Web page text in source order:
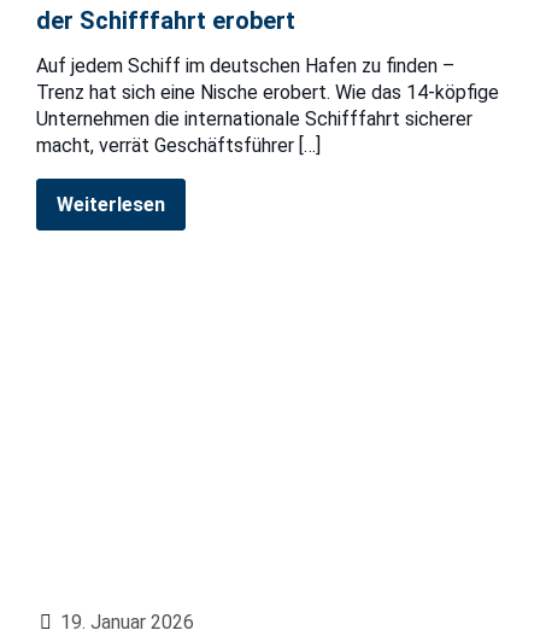
der Schifffahrt erobert
Auf jedem Schiff im deutschen Hafen zu finden –
Trenz hat sich eine Nische erobert. Wie das 14-köpfige
Unternehmen die internationale Schifffahrt sicherer
macht, verrät Geschäftsführer […]
Weiterlesen
19. Januar 2026